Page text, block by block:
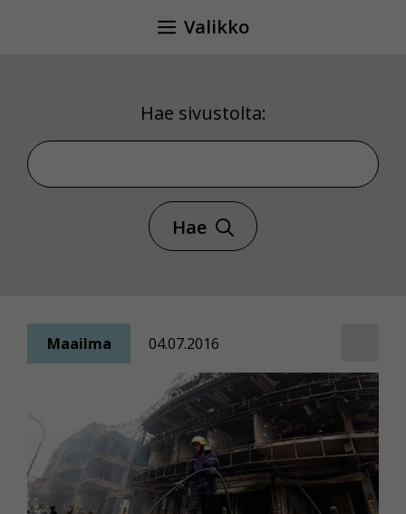
Valikko
Hae sivustolta:
Hae sivustolta
Hae
Maailma 04.07.2016